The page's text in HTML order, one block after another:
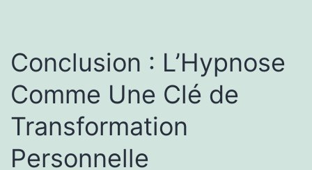
Conclusion : L’Hypnose
Comme Une Clé de
Transformation
Personnelle